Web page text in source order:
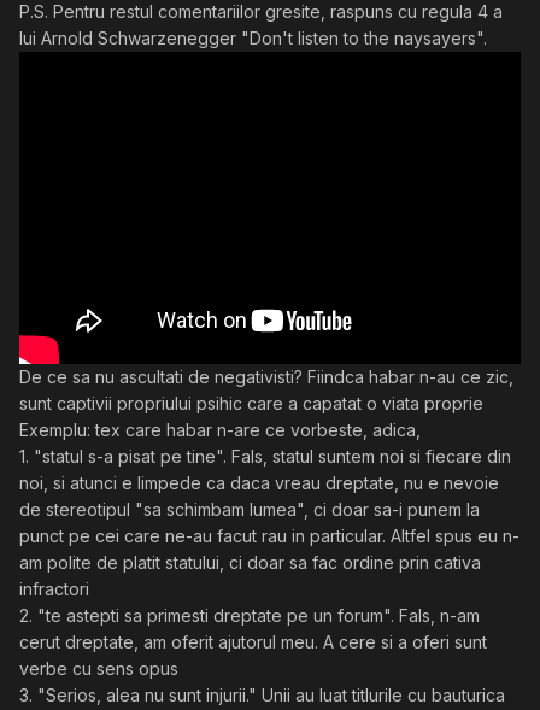
P.S. Pentru restul comentariilor gresite, raspuns cu regula 4 a
lui Arnold Schwarzenegger "Don't listen to the naysayers".
De ce sa nu ascultati de negativisti? Fiindca habar n-au ce zic,
sunt captivii propriului psihic care a capatat o viata proprie
Exemplu: tex care habar n-are ce vorbeste, adica,
1. "statul s-a pisat pe tine". Fals, statul suntem noi si fiecare din
noi, si atunci e limpede ca daca vreau dreptate, nu e nevoie
de stereotipul "sa schimbam lumea", ci doar sa-i punem la
punct pe cei care ne-au facut rau in particular. Altfel spus eu n-
am polite de platit statului, ci doar sa fac ordine prin cativa
infractori
2. "te astepti sa primesti dreptate pe un forum". Fals, n-am
cerut dreptate, am oferit ajutorul meu. A cere si a oferi sunt
verbe cu sens opus
3. "Serios, alea nu sunt injurii." Unii au luat titlurile cu bauturica